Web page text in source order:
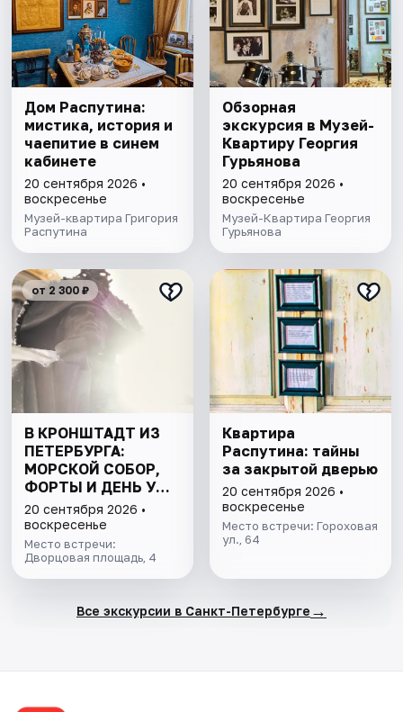
Дом Распутина:
мистика, история и
чаепитие в синем
кабинете
20 сентября 2026 •
воскресенье
Музей-квартира Григория
Распутина
Обзорная
экскурсия в Музей-
Квартиру Георгия
Гурьянова
20 сентября 2026 •
воскресенье
Музей-Квартира Георгия
Гурьянова
от 2 300 ₽
В КРОНШТАДТ ИЗ
ПЕТЕРБУРГА:
МОРСКОЙ СОБОР,
ФОРТЫ И ДЕНЬ У
ФИНСКОГО ЗАЛИВА.
ВСЁ ВКЛЮЧЕНО
20 сентября 2026 •
воскресенье
Место встречи:
Дворцовая площадь, 4
Квартира
Распутина: тайны
за закрытой дверью
20 сентября 2026 •
воскресенье
Место встречи: Гороховая
ул., 64
Все экскурсии в Санкт-Петербурге →